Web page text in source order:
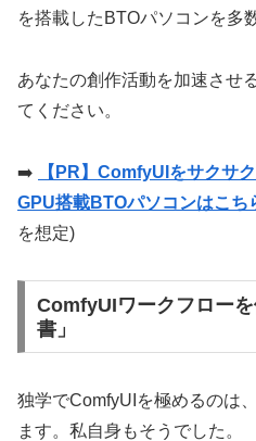
を搭載したBTOパソコンを多
あなたの創作活動を加速させ
てください。
➡️
【PR】ComfyUIをサクサ
GPU搭載BTOパソコンはこち
を想定)
ComfyUIワークフロー
書」
独学でComfyUIを極めるのは
ます。私自身もそうでした。